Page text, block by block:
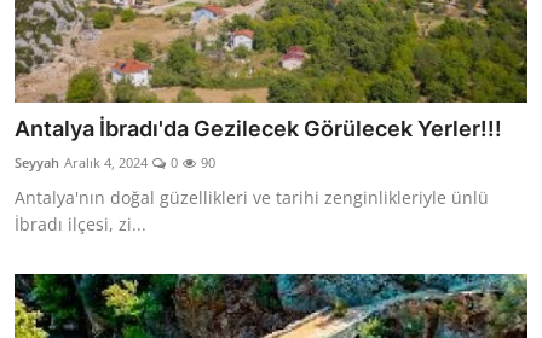
Antalya İbradı'da Gezilecek Görülecek Yerler!!!
Seyyah Aralık 4, 2024 0 90
Antalya'nın doğal güzellikleri ve tarihi zenginlikleriyle ünlü
İbradı ilçesi, zi...